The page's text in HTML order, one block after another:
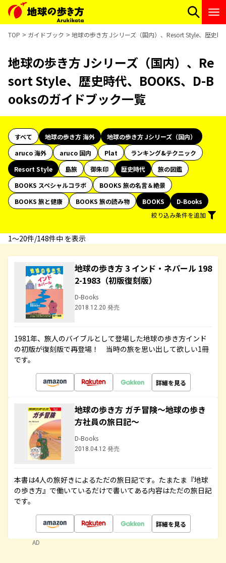
TOP ガイドブック 地球の歩き方 Jシリーズ（国内）、Resort Style、歴史
地球の歩き方 Jシリーズ（国内）、Re
sort Style、歴史時代、BOOKS、D-B
ooksのガイドブック一覧
すべて 地球の歩き方 海外
地球の歩き方 Jシリーズ（国内）
aruco 海外
aruco 国内 Plat
ランキング&テクニック
Resort Style
島旅 御朱印 歴史時代
旅の図鑑
BOOKS スペシャルコラボ
BOOKS 旅の名言＆絶景
BOOKS 旅と健康
BOOKS 旅の読み物 BOOKS
D-Books
絞り込み条件を追加
1〜20件/148件中 を表示
地球の歩き方 3 インド・ネパール 198
2-1983（初版復刻版）
D-Books
2018.12.20 発売
1981年、旅人のバイブルとして登場した地球の歩き方インド
の初版が復刻版で再登場！ 当時の旅を思い出して欲しい1冊
です。
詳細を見る
地球の歩き方 ガチ冒険～地球の歩き
方社員の旅日記～
D-Books
2018.04.12 発売
本書は4人の旅好きによるただの旅日記です。たまたま『地球
の歩き方』で働いているだけで書いてある内容はただの旅日記
です。
詳細を見る
AD